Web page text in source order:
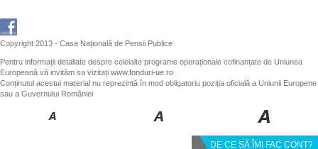
Copyright 2013 - Casa Națională de Pensii Publice
Pentru informații detaliate despre celelalte programe operaționale cofinanțate de Uniunea
Europeană vă invităm sa vizitați www.fonduri-ue.ro
Conținutul acestui material nu reprezintă în mod obligatoriu poziția oficială a Uniunii Europene
sau a Guvernului României
DE CE SĂ ÎMI FAC CONT?